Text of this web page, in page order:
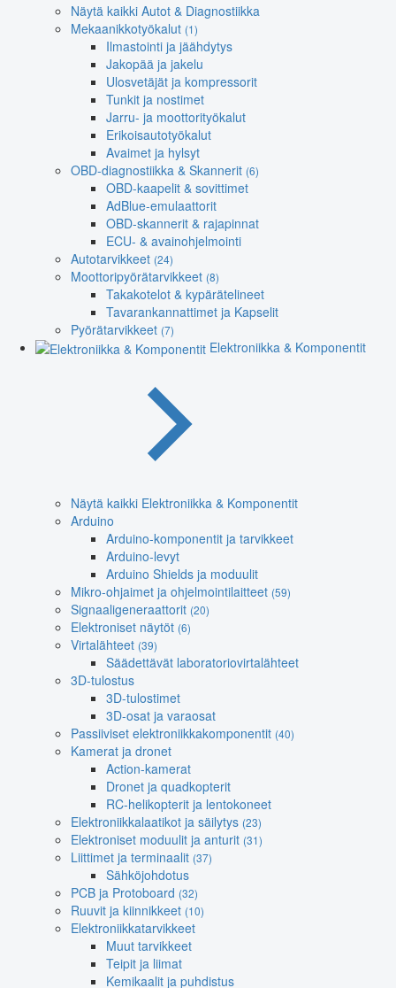
Näytä kaikki Autot & Diagnostiikka
Mekaanikkotyökalut (1)
Ilmastointi ja jäähdytys
Jakopää ja jakelu
Ulosvetäjät ja kompressorit
Tunkit ja nostimet
Jarru- ja moottorityökalut
Erikoisautotyökalut
Avaimet ja hylsyt
OBD-diagnostiikka & Skannerit (6)
OBD-kaapelit & sovittimet
AdBlue-emulaattorit
OBD-skannerit & rajapinnat
ECU- & avainohjelmointi
Autotarvikkeet (24)
Moottoripyörätarvikkeet (8)
Takakotelot & kypärätelineet
Tavarankannattimet ja Kapselit
Pyörätarvikkeet (7)
Elektroniikka & Komponentit
Näytä kaikki Elektroniikka & Komponentit
Arduino
Arduino-komponentit ja tarvikkeet
Arduino-levyt
Arduino Shields ja moduulit
Mikro-ohjaimet ja ohjelmointilaitteet (59)
Signaaligeneraattorit (20)
Elektroniset näytöt (6)
Virtalähteet (39)
Säädettävät laboratoriovirtalähteet
3D-tulostus
3D-tulostimet
3D-osat ja varaosat
Passiiviset elektroniikkakomponentit (40)
Kamerat ja dronet
Action-kamerat
Dronet ja quadkopterit
RC-helikopterit ja lentokoneet
Elektroniikkalaatikot ja säilytys (23)
Elektroniset moduulit ja anturit (31)
Liittimet ja terminaalit (37)
Sähköjohdotus
PCB ja Protoboard (32)
Ruuvit ja kiinnikkeet (10)
Elektroniikkatarvikkeet
Muut tarvikkeet
Teipit ja liimat
Kemikaalit ja puhdistus